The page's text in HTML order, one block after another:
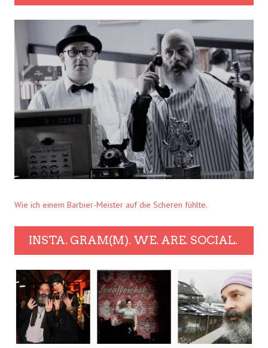
Wie ich einem Barbier-Meister auf die Scheren fühlte.
INSTA. GRAM(M). WE. ARE. SOCIAL.